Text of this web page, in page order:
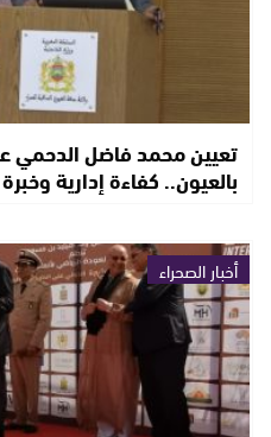
تعيين محمد فاضل الدحمي
بالعيون.. كفاءة إدارية
أخبار الصحراء